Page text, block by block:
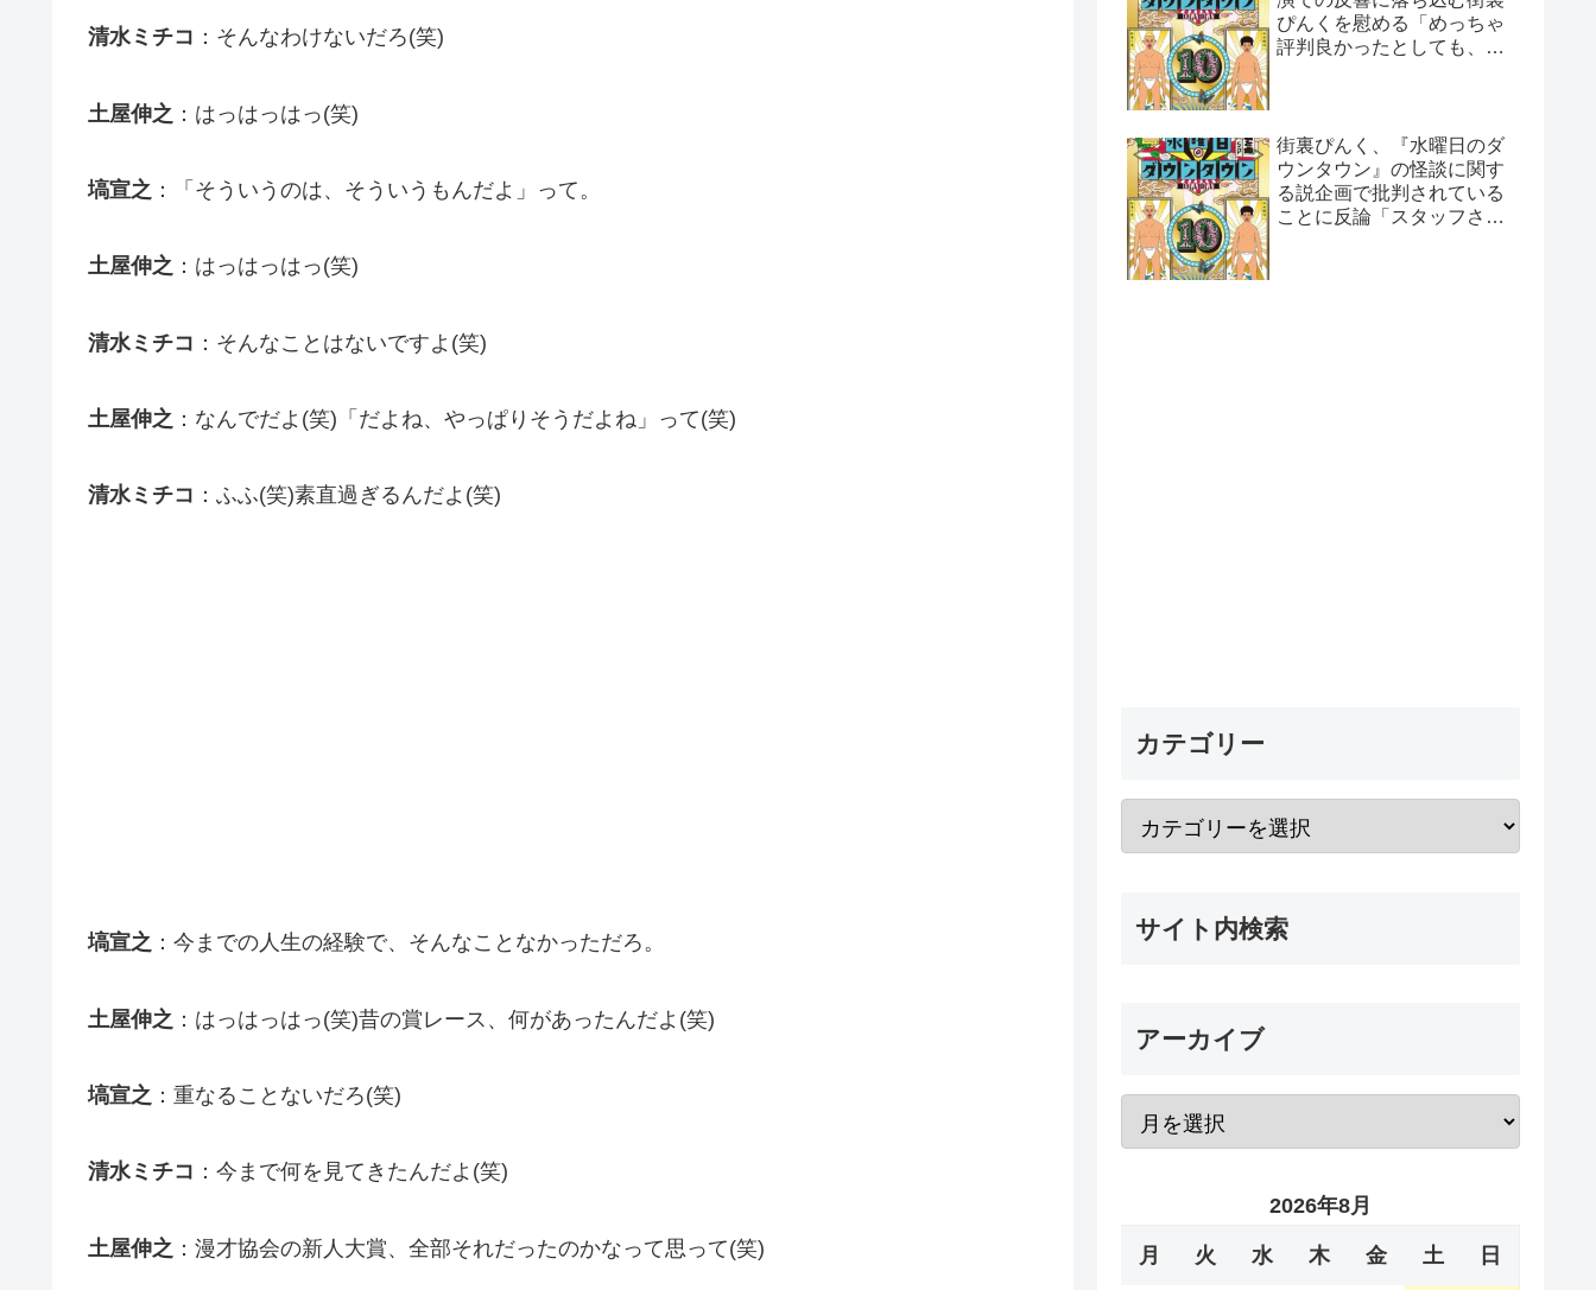
清水ミチコ ：そんなわけないだろ(笑)
土屋伸之 ：はっはっはっ(笑)
塙宣之 ：「そういうのは、そういうもんだよ」って。
土屋伸之 ：はっはっはっ(笑)
清水ミチコ ：そんなことはないですよ(笑)
土屋伸之 ：なんでだよ(笑)「だよね、やっぱりそうだよね」って(笑)
清水ミチコ ：ふふ(笑)素直過ぎるんだよ(笑)
塙宣之 ：今までの人生の経験で、そんなことなかっただろ。
土屋伸之 ：はっはっはっ(笑)昔の賞レース、何があったんだよ(笑)
塙宣之 ：重なることないだろ(笑)
清水ミチコ ：今まで何を見てきたんだよ(笑)
土屋伸之 ：漫才協会の新人大賞、全部それだったのかなって思って(笑)
ぴんくを慰める「めっちゃ
評判良かったとしても、や
街裏ぴんく、『水曜日のダ
ウンタウン』の怪談に関す
る説企画で批判されている
ことに反論「スタッフさん
カテゴリー
サイト内検索
アーカイブ
2026年8月
月 火 水 木 金 土 日